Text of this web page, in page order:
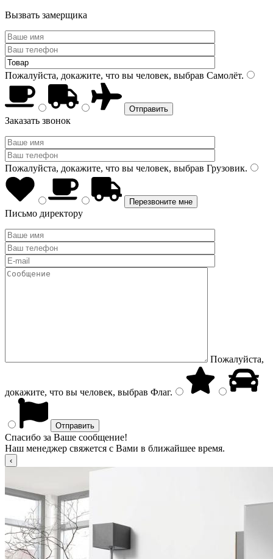
Вызвать замерщика
Пожалуйста, докажите, что вы человек, выбрав Самолёт.
Заказать звонок
Пожалуйста, докажите, что вы человек, выбрав Грузовик.
Письмо директору
Пожалуйста,
докажите, что вы человек, выбрав Флаг.
Спасибо за Ваше сообщение!
Наш менеджер свяжется с Вами в ближайшее время.